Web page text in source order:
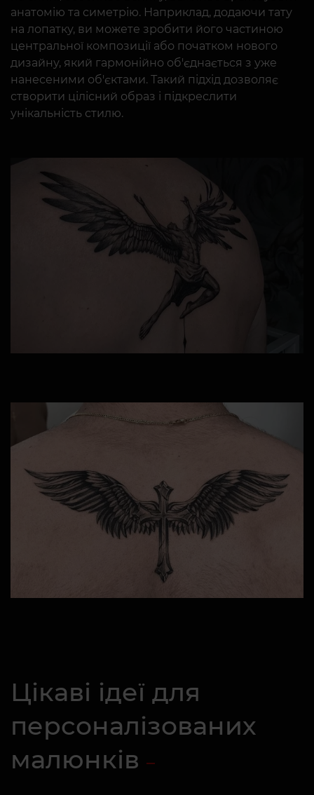
анатомію та симетрію. Наприклад, додаючи тату
на лопатку, ви можете зробити його частиною
центральної композиції або початком нового
дизайну, який гармонійно об'єднається з уже
нанесеними об'єктами. Такий підхід дозволяє
створити цілісний образ і підкреслити
унікальність стилю.
Цікаві ідеї для
персоналізованих
малюнків